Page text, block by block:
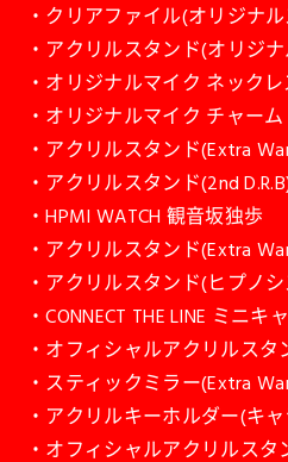
・クリアファイル(オリジナ
・アクリルスタンド(オリジ
・オリジナルマイク ネック
・オリジナルマイク チャー
・アクリルスタンド(Extra
・アクリルスタンド(2nd
・HPMI WATCH 観音坂独歩
・アクリルスタンド(Extra
・アクリルスタンド(ヒプノ
・CONNECT THE LINE ミニ
・オフィシャルアクリルス
・スティックミラー(Extra
・アクリルキーホルダー(キ
・オフィシャルアクリルス